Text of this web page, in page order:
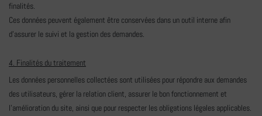
finalités.
Ces données peuvent également être conservées dans un outil interne afin
d'assurer le suivi et la gestion des demandes.
4. Finalités du traitement
Les données personnelles collectées sont utilisées pour répondre aux demandes
des utilisateurs, gérer la relation client, assurer le bon fonctionnement et
l'amélioration du site, ainsi que pour respecter les obligations légales applicables.